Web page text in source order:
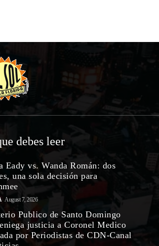
debes leer
Eady vs. Wanda Román: dos
una sola decisión para
August 7, 2026
Publico de Santo Domingo
justicia a Coronel Medico
por Periodistas de CDN-Canal